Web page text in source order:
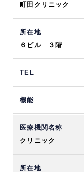
町田クリニック
６ビル ３階
クリニック